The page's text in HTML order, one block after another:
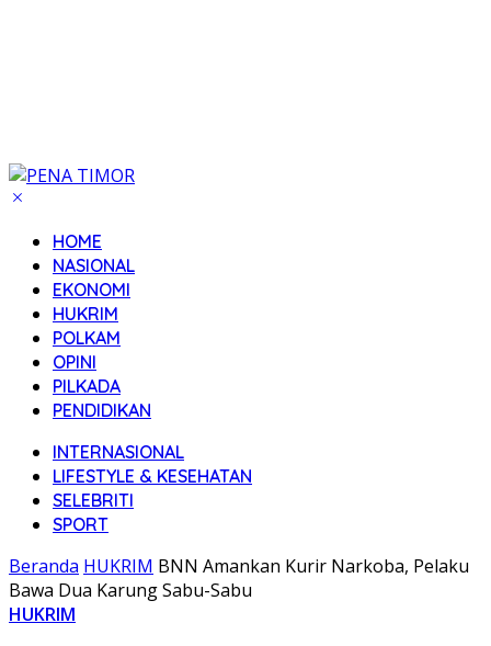
HOME
NASIONAL
EKONOMI
HUKRIM
POLKAM
OPINI
PILKADA
PENDIDIKAN
INTERNASIONAL
LIFESTYLE & KESEHATAN
SELEBRITI
SPORT
Beranda HUKRIM BNN Amankan Kurir Narkoba, Pelaku
Bawa Dua Karung Sabu-Sabu
HUKRIM